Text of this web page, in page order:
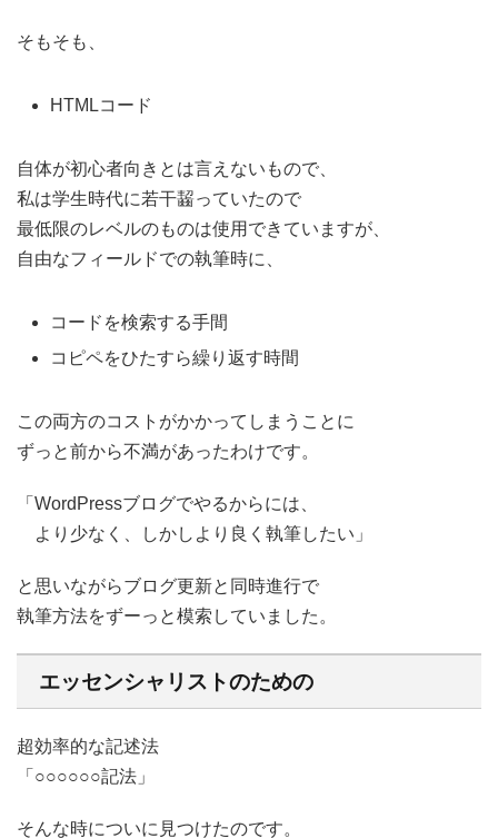
そもそも、
HTMLコード
自体が初心者向きとは言えないもので、
私は学生時代に若干齧っていたので
最低限のレベルのものは使用できていますが、
自由なフィールドでの執筆時に、
コードを検索する手間
コピペをひたすら繰り返す時間
この両方のコストがかかってしまうことに
ずっと前から不満があったわけです。
「WordPressブログでやるからには、
より少なく、しかしより良く執筆したい」
と思いながらブログ更新と同時進行で
執筆方法をずーっと模索していました。
エッセンシャリストのための
超効率的な記述法
「○○○○○○記法」
そんな時についに見つけたのです。